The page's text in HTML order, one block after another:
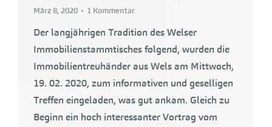
März 8, 2020
1 Kommentar
Der langjährigen Tradition des Welser
Immobilienstammtisches folgend, wurden die
Immobilientreuhänder aus Wels am Mittwoch,
19. 02. 2020, zum informativen und geselligen
Treffen eingeladen, was gut ankam. Gleich zu
Beginn ein hoch interessanter Vortrag vom